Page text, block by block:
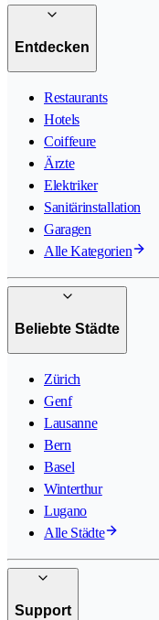
Entdecken
Restaurants
Hotels
Coiffeure
Ärzte
Elektriker
Sanitärinstallation
Garagen
Alle Kategorien
Beliebte Städte
Zürich
Genf
Lausanne
Bern
Basel
Winterthur
Lugano
Alle Städte
Support